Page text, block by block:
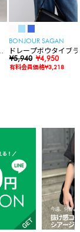
BONJOUR SAGAN
ドレープボウタイブ
ス
¥5,940 ¥4,950
有料会員価格¥3,218